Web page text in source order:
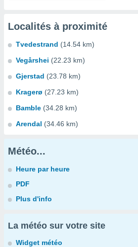
Localités à proximité
Tvedestrand (14.54 km)
Vegårshei (22.23 km)
Gjerstad (23.78 km)
Kragerø (27.23 km)
Bamble (34.28 km)
Arendal (34.46 km)
Météo...
Heure par heure
PDF
Plus d'info
La météo sur votre site
Widget météo